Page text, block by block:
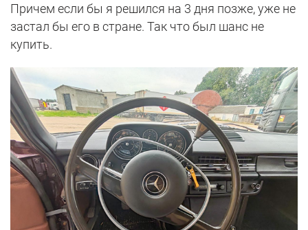
Причем если бы я решился на 3 дня позже, уже не
застал бы его в стране. Так что был шанс не
купить.